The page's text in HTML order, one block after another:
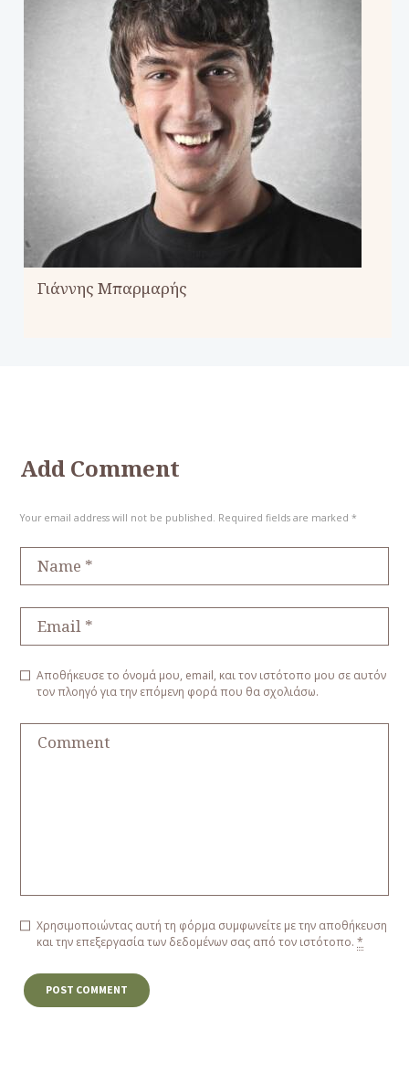
Γιάννης Μπαρμαρής
Add Comment
Your email address will not be published. Required fields are marked *
Αποθήκευσε το όνομά μου, email, και τον ιστότοπο μου σε αυτόν
τον πλοηγό για την επόμενη φορά που θα σχολιάσω.
Χρησιμοποιώντας αυτή τη φόρμα συμφωνείτε με την αποθήκευση
και την επεξεργασία των δεδομένων σας από τον ιστότοπο.*